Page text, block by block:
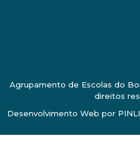
Agrupamento de Escolas do
direitos
Desenvolvimento Web por